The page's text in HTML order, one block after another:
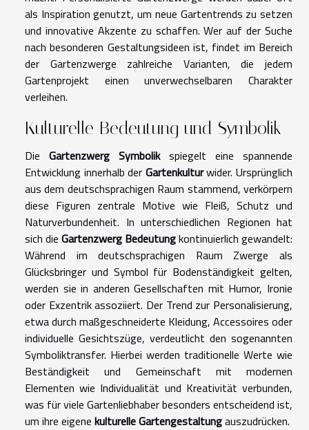
als Inspiration genutzt, um neue Gartentrends zu setzen
und innovative Akzente zu schaffen. Wer auf der Suche
nach besonderen Gestaltungsideen ist, findet im Bereich
der Gartenzwerge zahlreiche Varianten, die jedem
Gartenprojekt einen unverwechselbaren Charakter
verleihen.
Kulturelle Bedeutung und Symbolik
Die Gartenzwerg Symbolikspiegelt eine spannende
Entwicklung innerhalb der Gartenkulturwider. Ursprünglich
aus dem deutschsprachigen Raum stammend, verkörpern
diese Figuren zentrale Motive wie Fleiß, Schutz und
Naturverbundenheit. In unterschiedlichen Regionen hat
sich die Gartenzwerg Bedeutungkontinuierlich gewandelt:
Während im deutschsprachigen Raum Zwerge als
Glücksbringer und Symbol für Bodenständigkeit gelten,
werden sie in anderen Gesellschaften mit Humor, Ironie
oder Exzentrik assoziiert. Der Trend zur Personalisierung,
etwa durch maßgeschneiderte Kleidung, Accessoires oder
individuelle Gesichtszüge, verdeutlicht den sogenannten
Symboliktransfer. Hierbei werden traditionelle Werte wie
Beständigkeit und Gemeinschaft mit modernen
Elementen wie Individualität und Kreativität verbunden,
was für viele Gartenliebhaber besonders entscheidend ist,
um ihre eigene kulturelle Gartengestaltungauszudrücken.